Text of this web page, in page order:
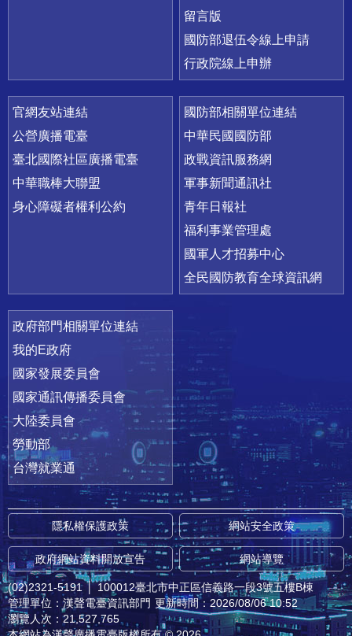
留言版
國防部退伍令線上申請
行政院線上申辦
官網友站連結
公營廣播電臺
臺北國際社區廣播電臺
中華職棒大聯盟
身心障礙者權利公約
國防部相關單位連結
中華民國國防部
政戰資訊服務網
軍事新聞通訊社
青年日報社
福利事業管理處
國軍人才招募中心
全民國防教育全球資訊網
政府部門相關單位連結
我的E政府
國家發展委員會
國家通訊傳播委員會
大陸委員會
勞動部
台灣就業通
隱私權保護政策 網站安全政策
政府網站資料開放宣告 網站導覽
(02)2321-5191 │ 100012臺北市中正區信義路一段3號五樓B棟
管理單位：漢聲電臺資訊部門 更新時間：2026/08/06 10:52
瀏覽人次：21,527,765